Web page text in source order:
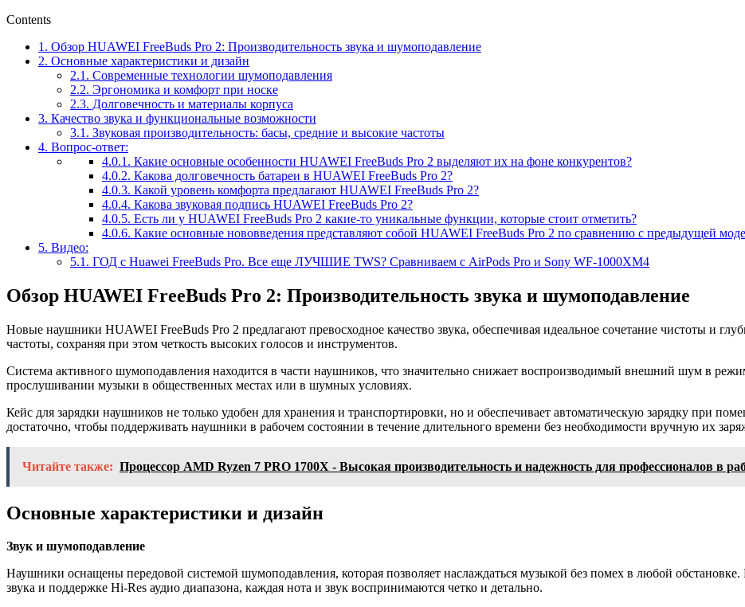
Contents
1. Обзор HUAWEI FreeBuds Pro 2: Производительность звука и шумоподавление
2. Основные характеристики и дизайн
2.1. Современные технологии шумоподавления
2.2. Эргономика и комфорт при носке
2.3. Долговечность и материалы корпуса
3. Качество звука и функциональные возможности
3.1. Звуковая производительность: басы, средние и высокие частоты
4. Вопрос-ответ:
4.0.1. Какие основные особенности HUAWEI FreeBuds Pro 2 выделяют их на фоне конкурентов?
4.0.2. Какова долговечность батареи в HUAWEI FreeBuds Pro 2?
4.0.3. Какой уровень комфорта предлагают HUAWEI FreeBuds Pro 2?
4.0.4. Какова звуковая подпись HUAWEI FreeBuds Pro 2?
4.0.5. Есть ли у HUAWEI FreeBuds Pro 2 какие-то уникальные функции, которые стоит отметить?
4.0.6. Какие основные нововведения представляют собой HUAWEI FreeBuds Pro 2 по сравнению с предыдущей
5. Видео:
5.1. ГОД с Huawei FreeBuds Pro. Все еще ЛУЧШИЕ TWS? Сравниваем с AirPods Pro и Sony WF-1000XM4
Обзор HUAWEI FreeBuds Pro 2: Производительность звука и шумоподавление
Новые наушники HUAWEI FreeBuds Pro 2 предлагают превосходное качество звука, обеспечивая идеальное сочетание чистоты и
частоты, сохраняя при этом четкость высоких голосов и инструментов.
Система активного шумоподавления находится в части наушников, что значительно снижает воспроизводимый внешний шум в
прослушивании музыки в общественных местах или в шумных условиях.
Кейс для зарядки наушников не только удобен для хранения и транспортировки, но и обеспечивает автоматическую зарядку при
достаточно, чтобы поддерживать наушники в рабочем состоянии в течение длительного времени без необходимости вручную их
Читайте также: Процессор AMD Ryzen 7 PRO 1700X - Высокая производительность и надежность для профессионалов в
Основные характеристики и дизайн
Звук и шумоподавление
Наушники оснащены передовой системой шумоподавления, которая позволяет наслаждаться музыкой без помех в любой обстановке.
звука и поддержке Hi-Res аудио диапазона, каждая нота и звук воспринимаются четко и детально.